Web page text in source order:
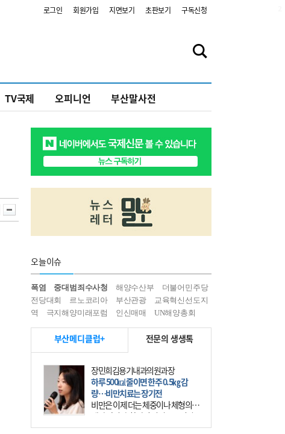
로그인 회원가입 지면보기 초판보기 구독신청
TV국제 오피니언 부산말사전
오늘이슈
폭염 중대범죄수사청 해양수산부
더불어민주당
전당대회
르노코리아 부산관광
교육혁신선도지
역
극지해양미래포럼 인신매매 UN해양총회
부산메디클럽+ 전문의 생생톡
장민희김용기내과의원과장
하루 500㎉ 줄이면 한주 0.5㎏ 감
량…비만치료는 장기전
비만은 이제 더는 체중이나 체형의 문
제가 아니다. 하나의 질병으로 인지
하고 치료와 관리를 해야 한다. 세계